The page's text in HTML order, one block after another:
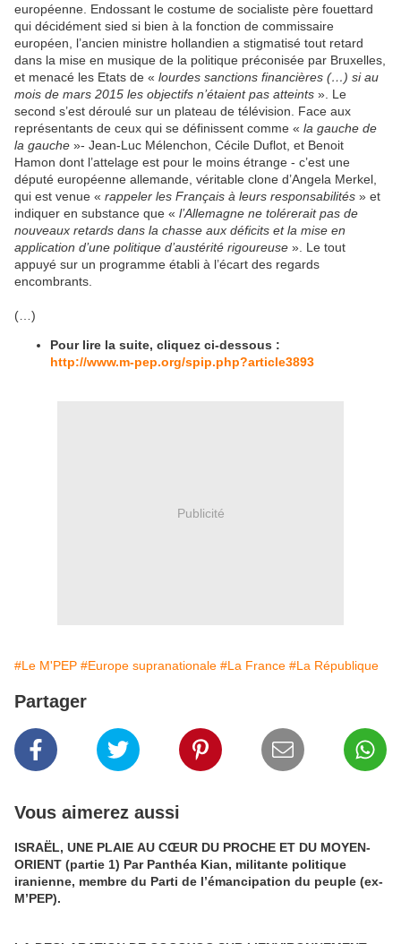
européenne. Endossant le costume de socialiste père fouettard
qui décidément sied si bien à la fonction de commissaire
européen, l’ancien ministre hollandien a stigmatisé tout retard
dans la mise en musique de la politique préconisée par Bruxelles,
et menacé les Etats de « lourdes sanctions financières (…) si au
mois de mars 2015 les objectifs n’étaient pas atteints ». Le
second s’est déroulé sur un plateau de télévision. Face aux
représentants de ceux qui se définissent comme « la gauche de
la gauche »- Jean-Luc Mélenchon, Cécile Duflot, et Benoit
Hamon dont l’attelage est pour le moins étrange - c’est une
député européenne allemande, véritable clone d’Angela Merkel,
qui est venue « rappeler les Français à leurs responsabilités » et
indiquer en substance que « l’Allemagne ne tolérerait pas de
nouveaux retards dans la chasse aux déficits et la mise en
application d’une politique d’austérité rigoureuse ». Le tout
appuyé sur un programme établi à l’écart des regards
encombrants.
(…)
Pour lire la suite, cliquez ci-dessous :
http://www.m-pep.org/spip.php?article3893
Publicité
#Le M'PEP #Europe supranationale #La France #La République
Partager
Vous aimerez aussi
ISRAËL, UNE PLAIE AU CŒUR DU PROCHE ET DU MOYEN-
ORIENT (partie 1) Par Panthéa Kian, militante politique
iranienne, membre du Parti de l’émancipation du peuple (ex-
M’PEP).